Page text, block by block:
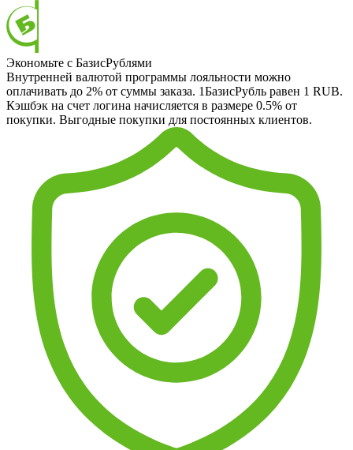
Экономьте с БазисРублями
Внутренней валютой программы лояльности можно
оплачивать до 2% от суммы заказа. 1БазисРубль равен 1 RUB.
Кэшбэк на счет логина начисляется в размере 0.5% от
покупки. Выгодные покупки для постоянных клиентов.